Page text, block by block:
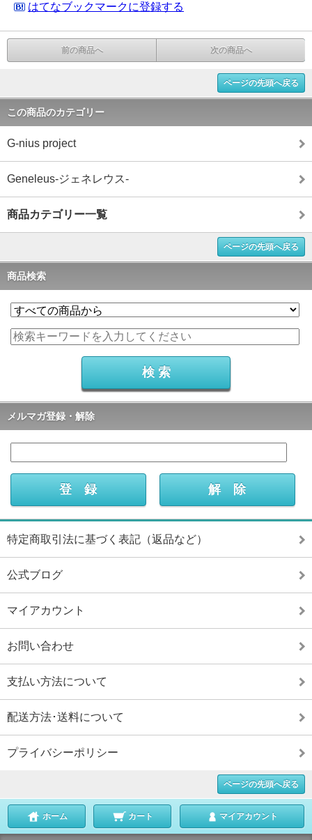
はてなブックマークに登録する
前の商品へ 次の商品へ
ページの先頭へ戻る
この商品のカテゴリー
G-nius project
Geneleus-ジェネレウス-
商品カテゴリー一覧
ページの先頭へ戻る
商品検索
メルマガ登録・解除
特定商取引法に基づく表記（返品など）
公式ブログ
マイアカウント
お問い合わせ
支払い方法について
配送方法･送料について
プライバシーポリシー
ページの先頭へ戻る
ホーム カート マイアカウント